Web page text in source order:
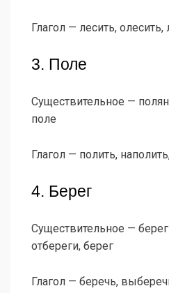
Глагол — лесить, олесить,
3. Поле
Существительное —
поле
Глагол — полить,
4. Берег
Существительное —
отбереги, берег
Глагол — беречь,